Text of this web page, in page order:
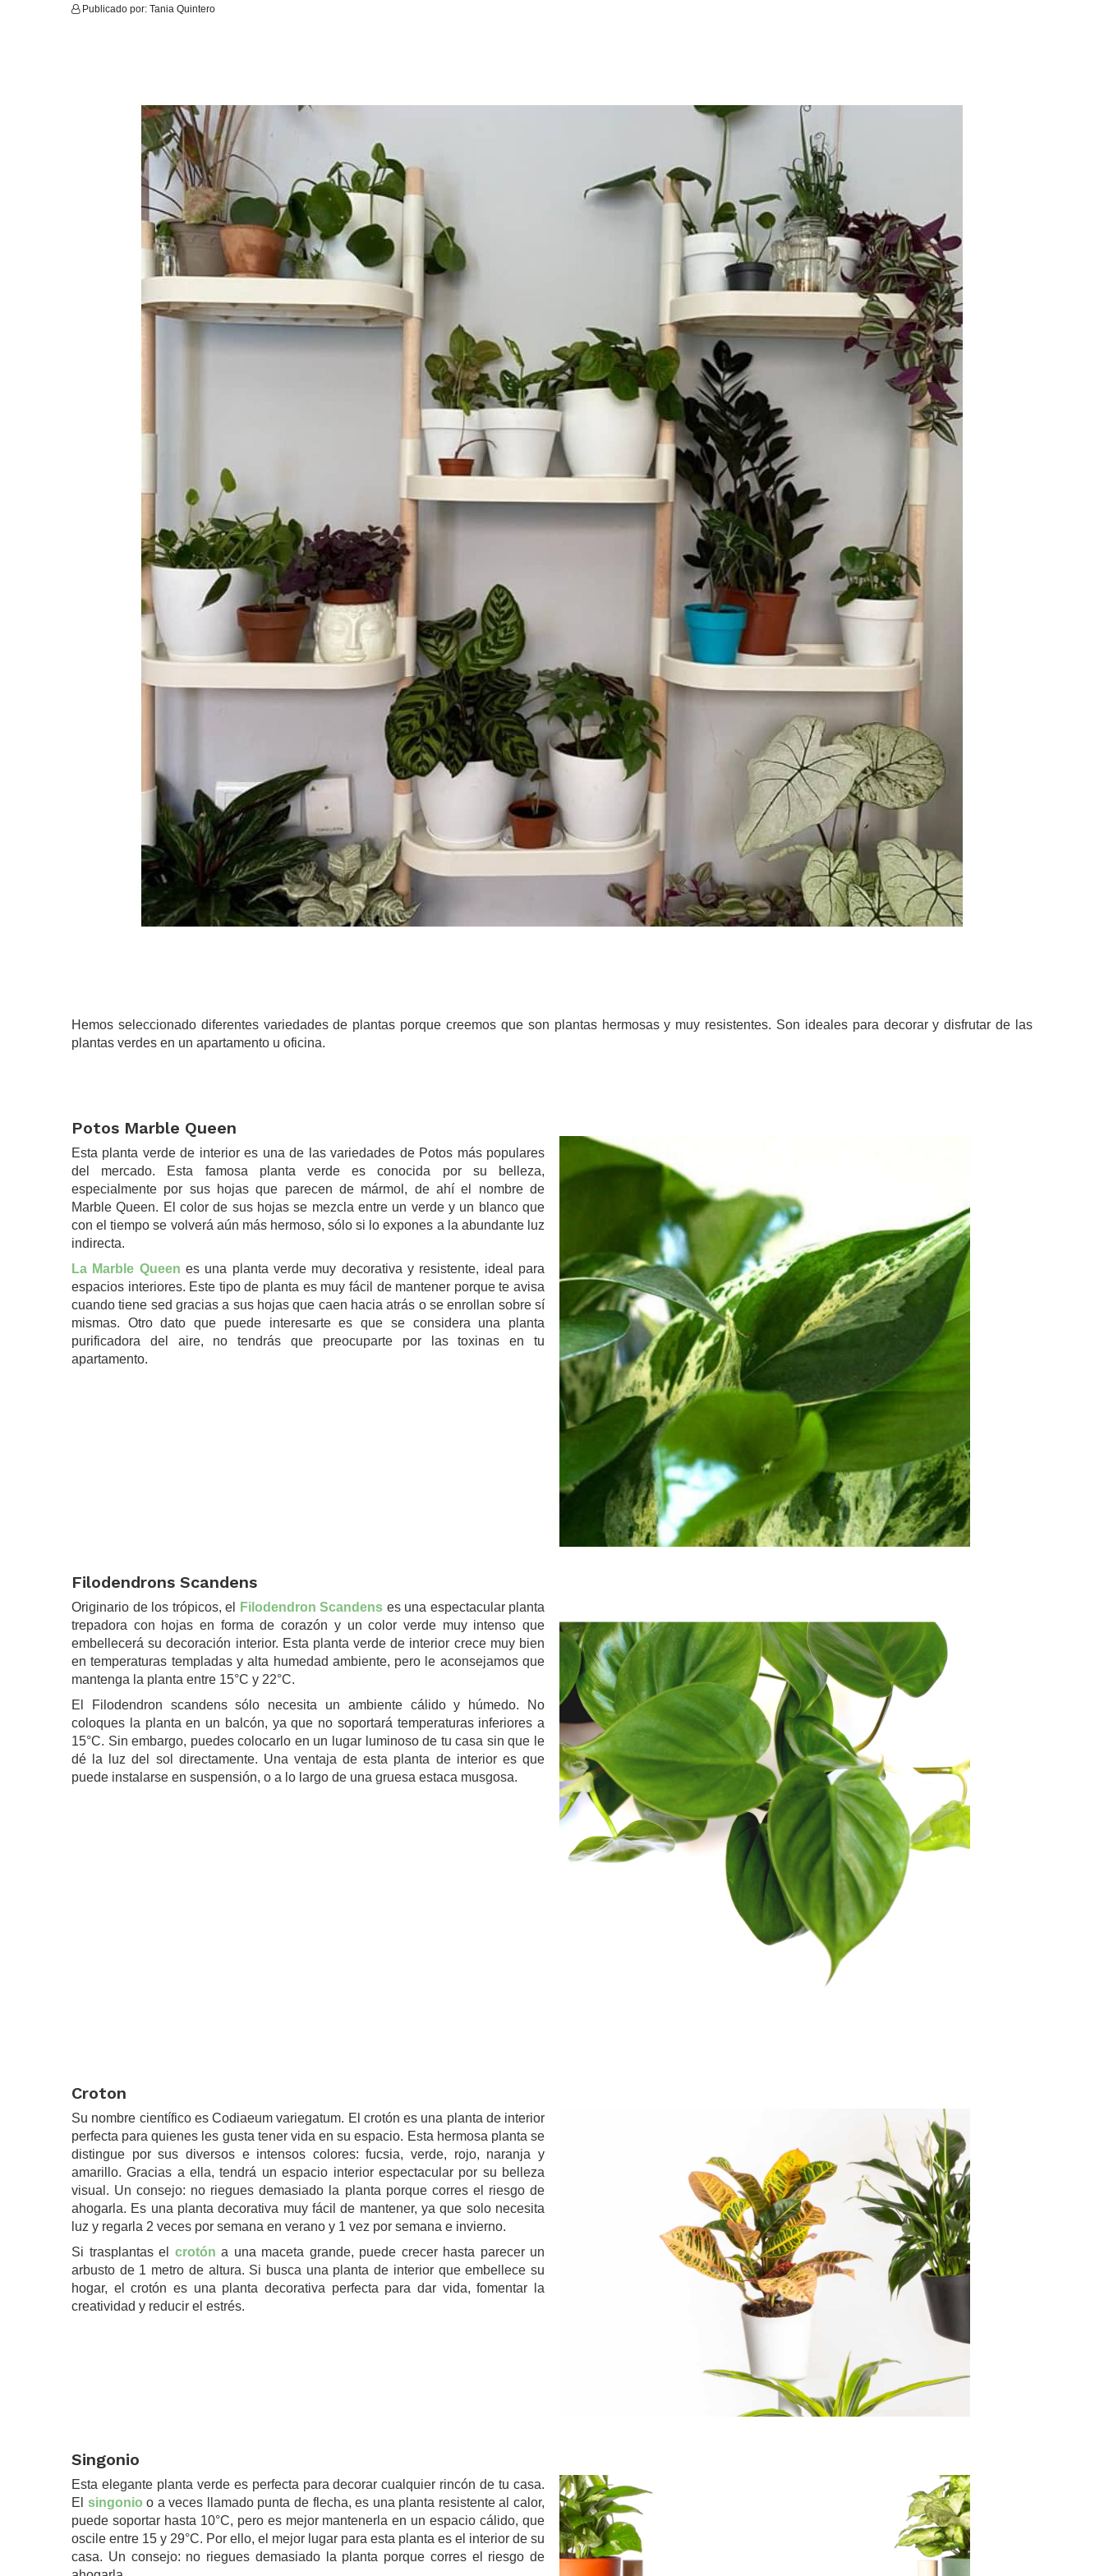
Publicado por: Tania Quintero
Hemos seleccionado diferentes variedades de plantas porque creemos que son plantas hermosas y muy resistentes. Son ideales para decorar y disfrutar de las
plantas verdes en un apartamento u oficina.
Potos Marble Queen
Esta planta verde de interior es una de las variedades de Potos más populares
del mercado. Esta famosa planta verde es conocida por su belleza,
especialmente por sus hojas que parecen de mármol, de ahí el nombre de
Marble Queen. El color de sus hojas se mezcla entre un verde y un blanco que
con el tiempo se volverá aún más hermoso, sólo si lo expones a la abundante luz
indirecta.
La Marble Queen es una planta verde muy decorativa y resistente, ideal para
espacios interiores. Este tipo de planta es muy fácil de mantener porque te avisa
cuando tiene sed gracias a sus hojas que caen hacia atrás o se enrollan sobre sí
mismas. Otro dato que puede interesarte es que se considera una planta
purificadora del aire, no tendrás que preocuparte por las toxinas en tu
apartamento.
Filodendrons Scandens
Originario de los trópicos, el Filodendron Scandens es una espectacular planta
trepadora con hojas en forma de corazón y un color verde muy intenso que
embellecerá su decoración interior. Esta planta verde de interior crece muy bien
en temperaturas templadas y alta humedad ambiente, pero le aconsejamos que
mantenga la planta entre 15°C y 22°C.
El Filodendron scandens sólo necesita un ambiente cálido y húmedo. No
coloques la planta en un balcón, ya que no soportará temperaturas inferiores a
15°C. Sin embargo, puedes colocarlo en un lugar luminoso de tu casa sin que le
dé la luz del sol directamente. Una ventaja de esta planta de interior es que
puede instalarse en suspensión, o a lo largo de una gruesa estaca musgosa.
Croton
Su nombre científico es Codiaeum variegatum. El crotón es una planta de interior
perfecta para quienes les gusta tener vida en su espacio. Esta hermosa planta se
distingue por sus diversos e intensos colores: fucsia, verde, rojo, naranja y
amarillo. Gracias a ella, tendrá un espacio interior espectacular por su belleza
visual. Un consejo: no riegues demasiado la planta porque corres el riesgo de
ahogarla. Es una planta decorativa muy fácil de mantener, ya que solo necesita
luz y regarla 2 veces por semana en verano y 1 vez por semana e invierno.
Si trasplantas el crotón a una maceta grande, puede crecer hasta parecer un
arbusto de 1 metro de altura. Si busca una planta de interior que embellece su
hogar, el crotón es una planta decorativa perfecta para dar vida, fomentar la
creatividad y reducir el estrés.
Singonio
Esta elegante planta verde es perfecta para decorar cualquier rincón de tu casa.
El singonio o a veces llamado punta de flecha, es una planta resistente al calor,
puede soportar hasta 10°C, pero es mejor mantenerla en un espacio cálido, que
oscile entre 15 y 29°C. Por ello, el mejor lugar para esta planta es el interior de su
casa. Un consejo: no riegues demasiado la planta porque corres el riesgo de